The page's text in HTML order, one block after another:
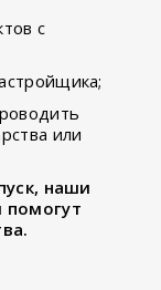
с
или
наши
помогут